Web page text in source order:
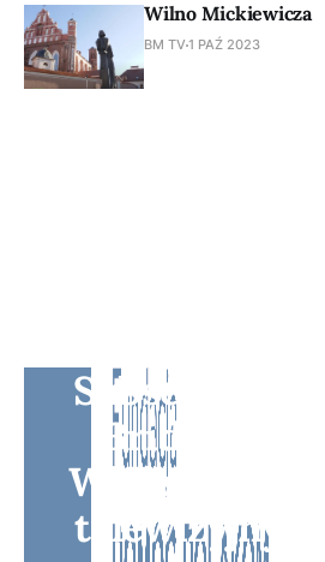
Wilno Mickiewicza
BM TV1 PAŹ 2023
Subscribe to
Bridge
telewizyjny